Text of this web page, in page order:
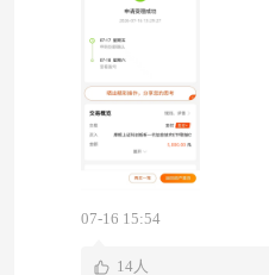
的扰动阶段性缓和，
国，国内设备和材料
时候博反弹就得挑弹
造端的碰到上游波动
07-16 15:54
14人